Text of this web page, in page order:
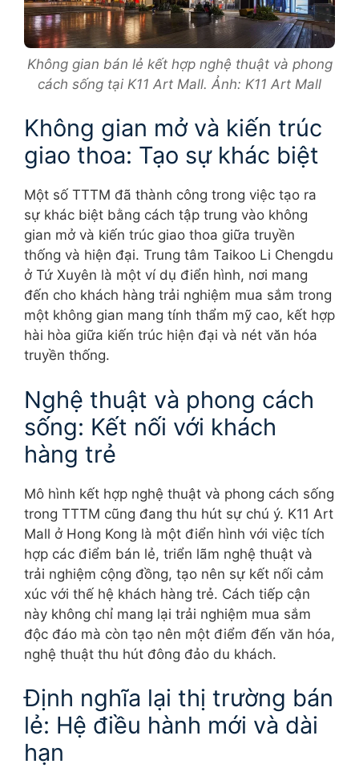
Không gian bán lẻ kết hợp nghệ thuật và phong
cách sống tại K11 Art Mall. Ảnh: K11 Art Mall
Không gian mở và kiến trúc
giao thoa: Tạo sự khác biệt
Một số TTTM đã thành công trong việc tạo ra
sự khác biệt bằng cách tập trung vào không
gian mở và kiến trúc giao thoa giữa truyền
thống và hiện đại. Trung tâm Taikoo Li Chengdu
ở Tứ Xuyên là một ví dụ điển hình, nơi mang
đến cho khách hàng trải nghiệm mua sắm trong
một không gian mang tính thẩm mỹ cao, kết hợp
hài hòa giữa kiến trúc hiện đại và nét văn hóa
truyền thống.
Nghệ thuật và phong cách
sống: Kết nối với khách
hàng trẻ
Mô hình kết hợp nghệ thuật và phong cách sống
trong TTTM cũng đang thu hút sự chú ý. K11 Art
Mall ở Hong Kong là một điển hình với việc tích
hợp các điểm bán lẻ, triển lãm nghệ thuật và
trải nghiệm cộng đồng, tạo nên sự kết nối cảm
xúc với thế hệ khách hàng trẻ. Cách tiếp cận
này không chỉ mang lại trải nghiệm mua sắm
độc đáo mà còn tạo nên một điểm đến văn hóa,
nghệ thuật thu hút đông đảo du khách.
Định nghĩa lại thị trường bán
lẻ: Hệ điều hành mới và dài
hạn